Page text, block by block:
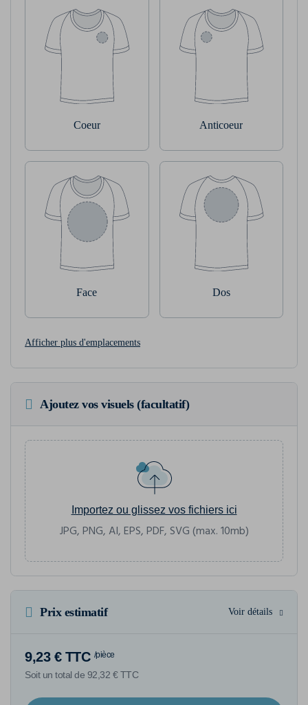
Coeur Anticoeur
Face Dos
Afficher plus d'emplacements
Ajoutez vos visuels (facultatif)
Importez ou glissez vos fichiers ici
JPG, PNG, AI, EPS, PDF, SVG (max. 10mb)
Prix estimatif Voir détails
9,23 € TTC /pièce
Soit un total de 92,32 € TTC